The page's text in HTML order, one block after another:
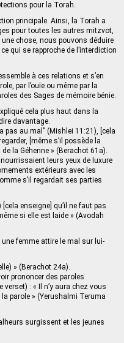
pour la Torah.
principale. Ainsi, la Torah a
pour toutes les autres mitzvot,
une chose, nous pouvons déduire
qui se rapproche de l’interdiction
à ces relations et s’en
par l’ouïe ou même par la
des Sages de mémoire bénie.
cela plus haut dans la
davantage.
pas au mal” (Mishlei 11:21), [cela
[même s’il possède la
la Géhenne » (Berachot 61a).
leurs yeux de luxure
extérieurs avec les
s’il regardait ses parties
enseigne] qu’il ne faut pas
si elle est laide » (Avodah
une femme attire le mal sur lui-
» (Berachot 24a).
prononcer des paroles
: « Il n’y aura chez vous
parole » (Yerushalmi Teruma
surgissent et les jeunes